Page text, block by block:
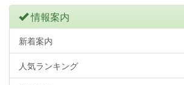
情報案内
新着案内
人気ランキング